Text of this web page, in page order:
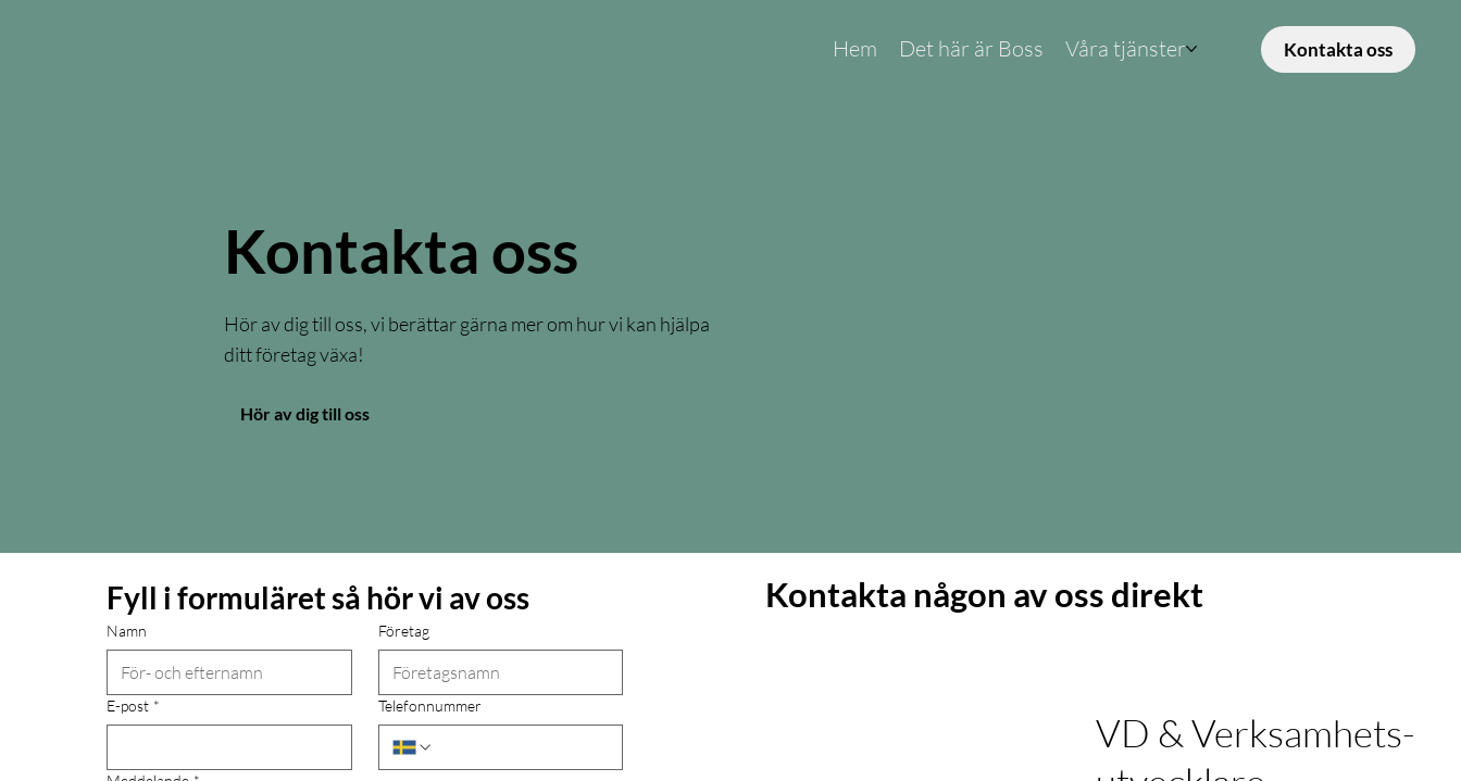
Hem Det här är Boss Våra tjänster Kontakta oss
Kontakta oss
Hör av dig till oss, vi berättar gärna mer om hur vi kan hjälpa
ditt företag växa!
Hör av dig till oss
Kontakta någon av oss direkt
VD & Verksamhets­
Fyll i formuläret så hör vi av oss
Namn Företag
E-post * Telefonnummer